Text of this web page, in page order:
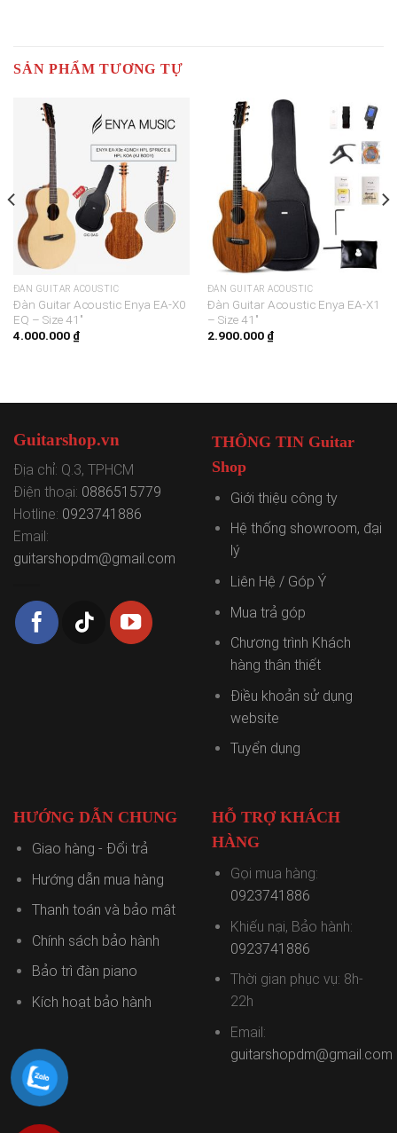
SẢN PHẨM TƯƠNG TỰ
ĐÀN GUITAR ACOUSTIC
Đàn Guitar Acoustic Enya EA-X0
EQ – Size 41″
4.000.000 ₫
ĐÀN GUITAR ACOUSTIC
Đàn Guitar Acoustic Enya EA-X1
– Size 41″
2.900.000 ₫
Guitarshop.vn
Địa chỉ: Q.3, TPHCM
Điện thoại: 0886515779
Hotline: 0923741886
Email:
guitarshopdm@gmail.com
THÔNG TIN Guitar
Shop
Giới thiệu công ty
Hệ thống showroom, đại
lý
Liên Hệ / Góp Ý
Mua trả góp
Chương trình Khách
hàng thân thiết
Điều khoản sử dụng
website
Tuyển dụng
HƯỚNG DẪN CHUNG
Giao hàng - Đổi trả
Hướng dẫn mua hàng
Thanh toán và bảo mật
Chính sách bảo hành
Bảo trì đàn piano
Kích hoạt bảo hành
HỖ TRỢ KHÁCH
HÀNG
Gọi mua hàng:
0923741886
Khiếu nại, Bảo hành:
0923741886
Thời gian phục vụ: 8h-
22h
Email:
guitarshopdm@gmail.com